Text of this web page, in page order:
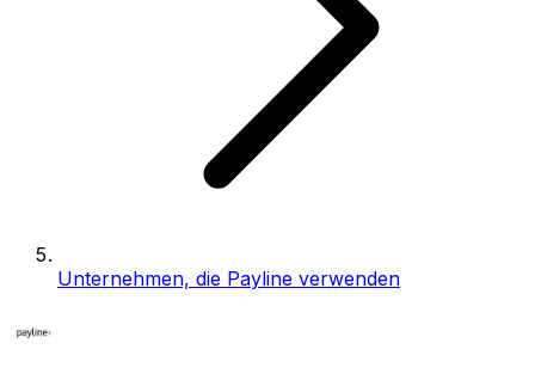
Unternehmen, die Payline verwenden